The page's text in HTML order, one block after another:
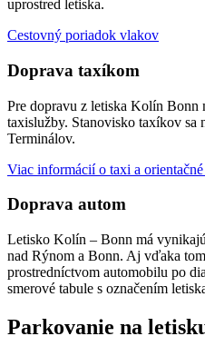
uprostred letiska.
Cestovný poriadok vlakov
Doprava taxíkom
Pre dopravu z letiska Kolín
taxislužby. Stanovisko taxíkov sa
Terminálov.
Viac informácií o taxi a
Doprava autom
Letisko Kolín – Bonn má
nad Rýnom a Bonn. Aj vďaka
prostredníctvom automobilu po
smerové tabule s označením
Parkovanie na